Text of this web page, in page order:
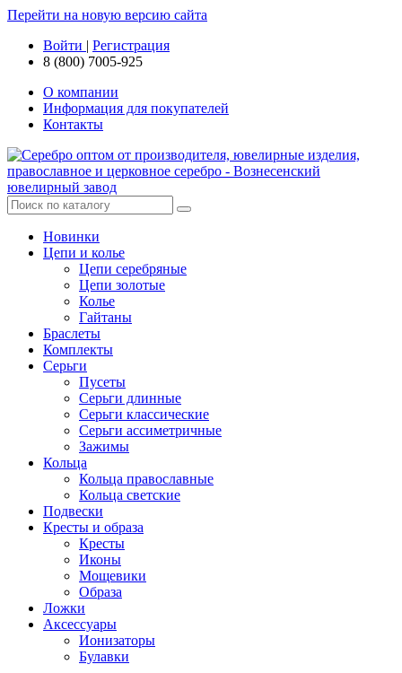
Перейти на новую версию сайта
Войти | Регистрация
8 (800) 7005-925
О компании
Информация для покупателей
Контакты
Новинки
Цепи и колье
Цепи серебряные
Цепи золотые
Колье
Гайтаны
Браслеты
Комплекты
Серьги
Пусеты
Серьги длинные
Серьги классические
Серьги ассиметричные
Зажимы
Кольца
Кольца православные
Кольца светские
Подвески
Кресты и образа
Кресты
Иконы
Мощевики
Образа
Ложки
Аксессуары
Ионизаторы
Булавки